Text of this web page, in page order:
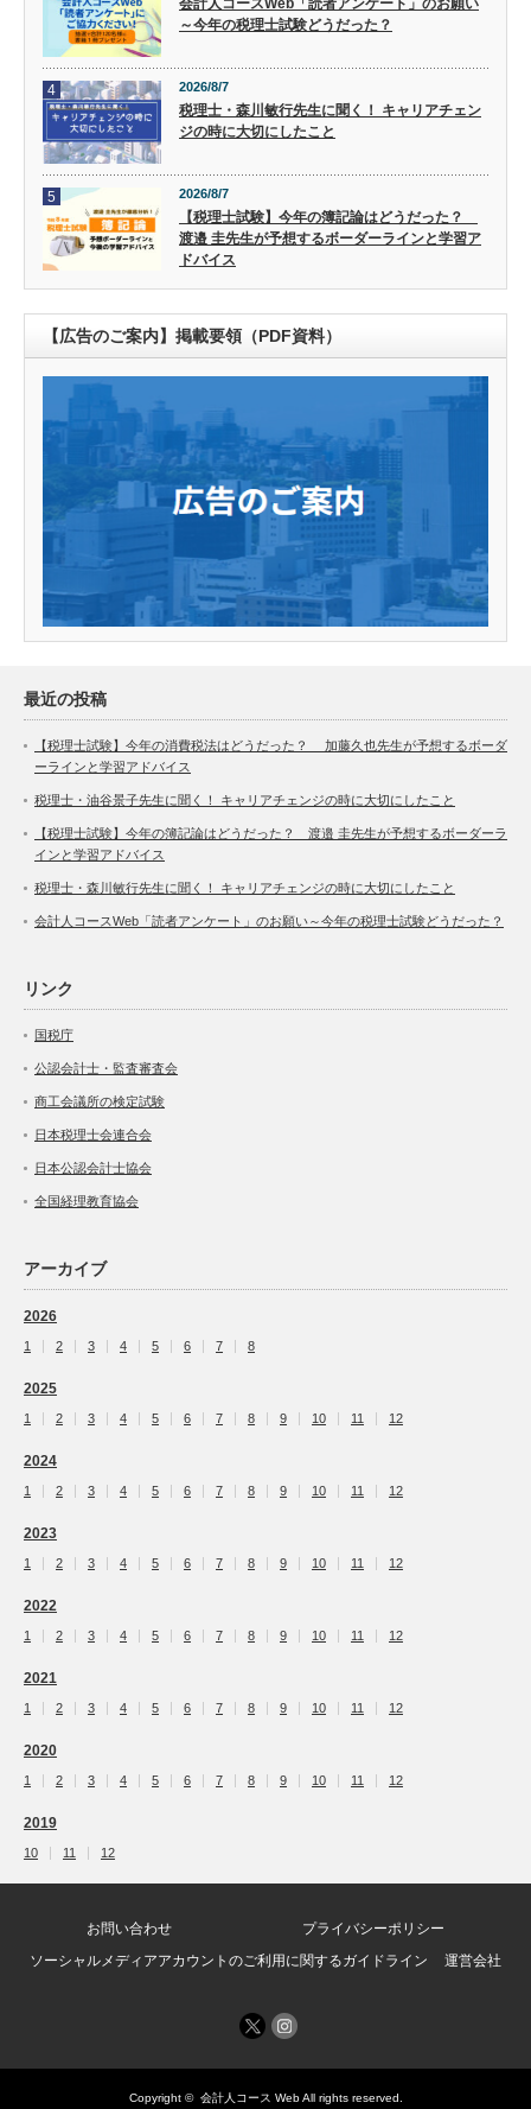
会計人コースWeb「読者アンケート」のお願い
～今年の税理士試験どうだった？
4 2026/8/7
税理士・森川敏行先生に聞く！ キャリアチェン
ジの時に大切にしたこと
5 2026/8/7
【税理士試験】今年の簿記論はどうだった？
渡邉 圭先生が予想するボーダーラインと学習ア
ドバイス
【広告のご案内】掲載要領（PDF資料）
最近の投稿
【税理士試験】今年の消費税法はどうだった？ 加藤久也先生が予想するボーダ
ーラインと学習アドバイス
税理士・油谷景子先生に聞く！ キャリアチェンジの時に大切にしたこと
【税理士試験】今年の簿記論はどうだった？ 渡邉 圭先生が予想するボーダーラ
インと学習アドバイス
税理士・森川敏行先生に聞く！ キャリアチェンジの時に大切にしたこと
会計人コースWeb「読者アンケート」のお願い～今年の税理士試験どうだった？
リンク
国税庁
公認会計士・監査審査会
商工会議所の検定試験
日本税理士会連合会
日本公認会計士協会
全国経理教育協会
アーカイブ
2026
1 2 3 4 5 6 7 8
2025
1 2 3 4 5 6 7 8 9 10 11 12
2024
1 2 3 4 5 6 7 8 9 10 11 12
2023
1 2 3 4 5 6 7 8 9 10 11 12
2022
1 2 3 4 5 6 7 8 9 10 11 12
2021
1 2 3 4 5 6 7 8 9 10 11 12
2020
1 2 3 4 5 6 7 8 9 10 11 12
2019
10 11 12
お問い合わせ
プライバシーポリシー
ソーシャルメディアアカウントのご利用に関するガイドライン
運営会社
Copyright © 会計人コース WebAll rights reserved.